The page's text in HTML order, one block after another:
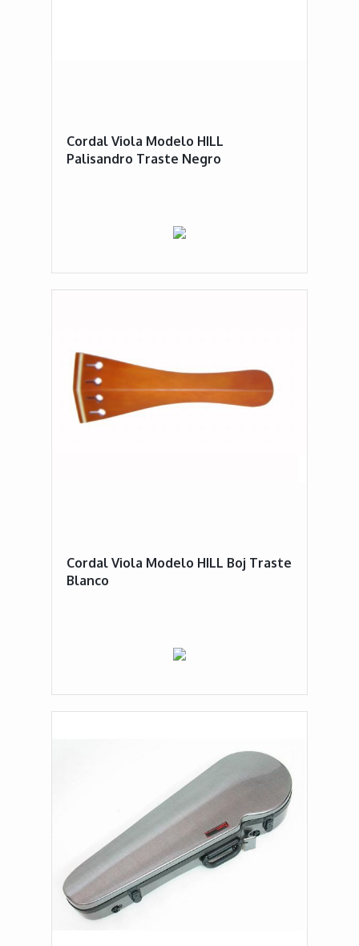
Cordal Viola Modelo HILL
Palisandro Traste Negro
Cordal Viola Modelo HILL Boj Traste
Blanco